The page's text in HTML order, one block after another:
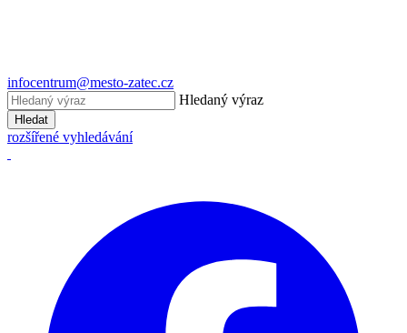
infocentrum@mesto-zatec.cz
Hledaný výraz
Hledat
rozšířené vyhledávání